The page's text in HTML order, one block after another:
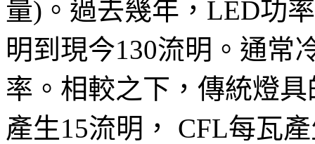
量)。過去幾年，LED功
明到現今130流明。通常
率。相較之下，傳統燈
產生15流明， CFL每瓦